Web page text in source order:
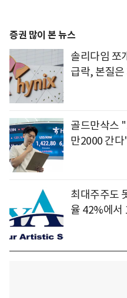
증권 많이 본 뉴스
솔리다임 쪼
급락, 본질
골드만삭스
만2000 간다
최대주주도
율 42%에서